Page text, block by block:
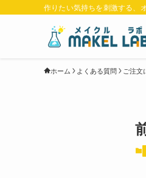
作りたい気持ちを刺激する、
ホーム よくある質問 ご注文